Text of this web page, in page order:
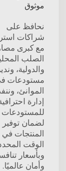
موثوق
نحافظ على
شراكات
مع كبرى
الصلب
والدولية،
مستودعات
الموانئ،
إدارة
للمستودعات
لضمان توفير
المنتجات في
الوقت
وبأسعار
وأمان عالميًا.